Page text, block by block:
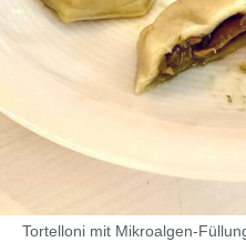
Tortelloni mit Mikroalgen-